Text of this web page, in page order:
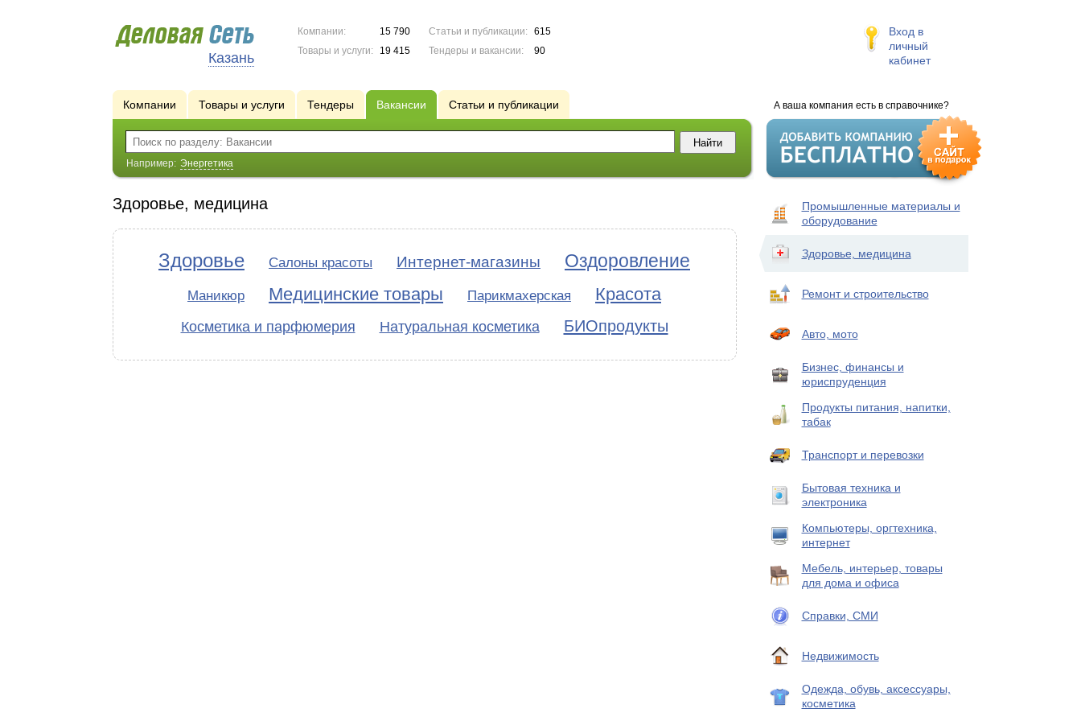
Казань
Компании:
15 790
Товары и услуги:
19 415
Статьи и публикации:
615
Тендеры и вакансии:
90
Вход в
личный
кабинет
А ваша компания есть в справочнике?
Компании Товары и услуги Тендеры Вакансии Статьи и публикации
Например: Энергетика
Здоровье, медицина
Здоровье Салоны красоты Интернет-магазины Оздоровление
Маникюр Медицинские товары Парикмахерская Красота
Косметика и парфюмерия Натуральная косметика БИОпродукты
Промышленные материалы и
оборудование
Здоровье, медицина
Ремонт и строительство
Авто, мото
Бизнес, финансы и
юриспруденция
Продукты питания, напитки,
табак
Транспорт и перевозки
Бытовая техника и
электроника
Компьютеры, оргтехника,
интернет
Мебель, интерьер, товары
для дома и офиса
Справки, СМИ
Недвижимость
Одежда, обувь, аксессуары,
косметика